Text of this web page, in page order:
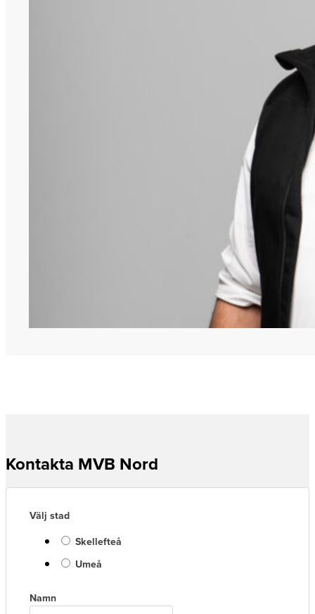
Kontakta MVB Nord
Välj stad
Skellefteå
Umeå
Namn